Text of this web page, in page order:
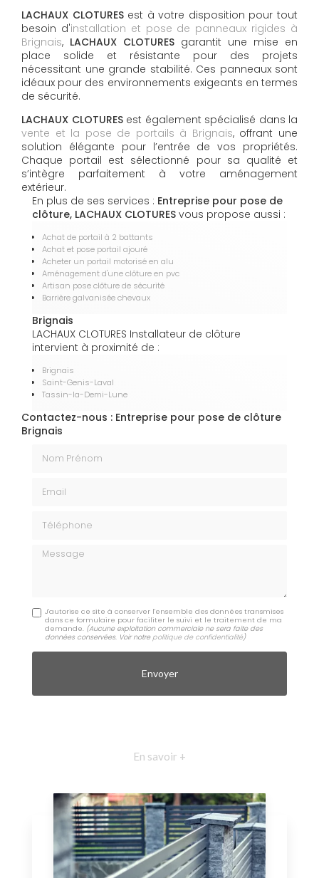
LACHAUX CLOTURESest à votre disposition pour tout
besoin d'installation et pose de panneaux rigides à
Brignais, LACHAUX CLOTURES garantit une mise en
place solide et résistante pour des projets
nécessitant une grande stabilité. Ces panneaux sont
idéaux pour des environnements exigeants en termes
de sécurité.
LACHAUX CLOTURESest également spécialisé dans la
vente et la pose de portails à Brignais, offrant une
solution élégante pour l’entrée de vos propriétés.
Chaque portail est sélectionné pour sa qualité et
s’intègre parfaitement à votre aménagement
extérieur.
En plus de ses services : Entreprise pour pose de
clôture, LACHAUX CLOTURES vous propose aussi :
Achat de portail à 2 battants
Achat et pose portail ajouré
Acheter un portail motorisé en alu
Aménagement d'une clôture en pvc
Artisan pose clôture de sécurité
Barrière galvanisée chevaux
Brignais
LACHAUX CLOTURES Installateur de clôture
intervient à proximité de :
Brignais
Saint-Genis-Laval
Tassin-la-Demi-Lune
Contactez-nous : Entreprise pour pose de clôture
Brignais
Message
J'autorise ce site à conserver l'ensemble des données transmises
dans ce formulaire pour faciliter le suivi et le traitement de ma
demande. (Aucune exploitation commerciale ne sera faite des
données conservées. Voir notre politique de confidentialité)
En savoir +